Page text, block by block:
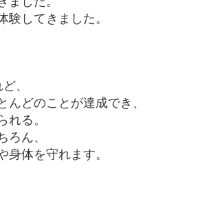
験してきました。
、
んどのことが達成でき、
れる。
ろん、
身体を守れます。